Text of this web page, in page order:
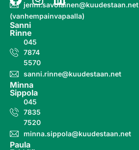
jenni.savolainen@kuudestaan.net
(vanhempainvapaalla)
Sanni
Rinne
045
7874
5570
sanni.rinne@kuudestaan.net
Minna
Sippola
045
7835
7520
minna.sippola@kuudestaan.net
Paula